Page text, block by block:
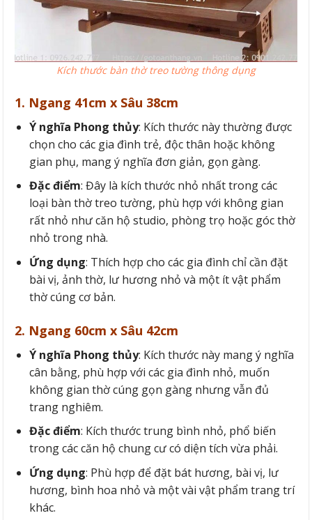
Kích thước bàn thờ treo tường thông dụng
1. Ngang 41cm x Sâu 38cm
Ý nghĩa Phong thủy: Kích thước này thường được
chọn cho các gia đình trẻ, độc thân hoặc không
gian phụ, mang ý nghĩa đơn giản, gọn gàng.
Đặc điểm: Đây là kích thước nhỏ nhất trong các
loại bàn thờ treo tường, phù hợp với không gian
rất nhỏ như căn hộ studio, phòng trọ hoặc góc thờ
nhỏ trong nhà.
Ứng dụng: Thích hợp cho các gia đình chỉ cần đặt
bài vị, ảnh thờ, lư hương nhỏ và một ít vật phẩm
thờ cúng cơ bản.
2. Ngang 60cm x Sâu 42cm
Ý nghĩa Phong thủy: Kích thước này mang ý nghĩa
cân bằng, phù hợp với các gia đình nhỏ, muốn
không gian thờ cúng gọn gàng nhưng vẫn đủ
trang nghiêm.
Đặc điểm: Kích thước trung bình nhỏ, phổ biến
trong các căn hộ chung cư có diện tích vừa phải.
Ứng dụng: Phù hợp để đặt bát hương, bài vị, lư
hương, bình hoa nhỏ và một vài vật phẩm trang trí
khác.